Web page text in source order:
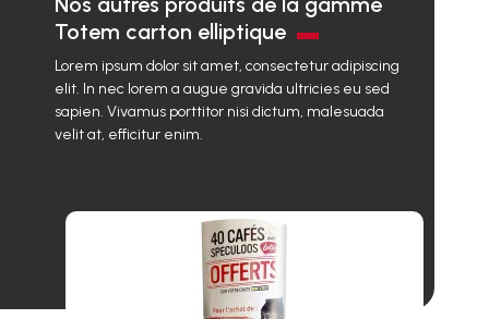
Totem carton elliptique
Lorem ipsum dolor sit amet, consectetur adipiscing
elit. In nec lorem a augue gravida ultricies eu sed
sapien. Vivamus porttitor nisi dictum, malesuada
velit at, efficitur enim.